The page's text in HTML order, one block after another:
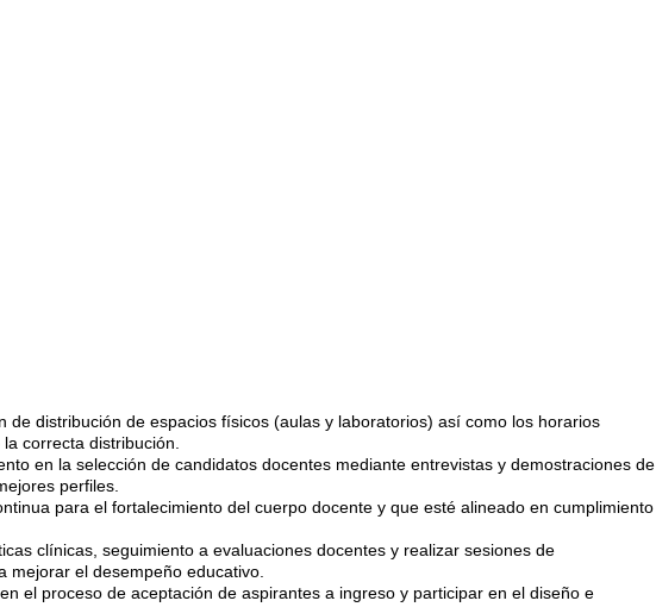
de distribución de espacios físicos (aulas y laboratorios) así como los horarios
correcta distribución.
en la selección de candidatos docentes mediante entrevistas y demostraciones de
perfiles.
para el fortalecimiento del cuerpo docente y que esté alineado en cumplimiento
clínicas, seguimiento a evaluaciones docentes y realizar sesiones de
mejorar el desempeño educativo.
el proceso de aceptación de aspirantes a ingreso y participar en el diseño e